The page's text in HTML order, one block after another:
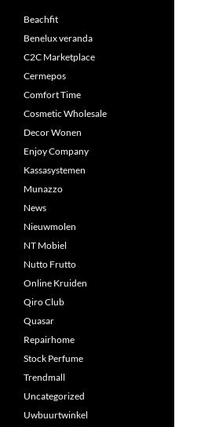
Beachfit
Benelux veranda
C2C Marketplace
Cermepos
Comfort Time
Cosmetic Wholesale
Decor Wonen
Enjoy Company
Kassasystemen
Munazzo
News
Nieuwmolen
NT Mobiel
Nutto Frutto
Online Kruiden
Qiro Club
Quasar
Repairhome
Stock Perfume
Trendmall
Uncategorized
Uwbuurtwinkel